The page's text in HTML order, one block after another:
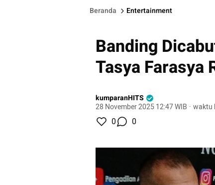
Beranda Entertainment
Banding
Tasya Farasya
kumparanHITS
28 November 2025 12:47 WIB · waktu
0 0